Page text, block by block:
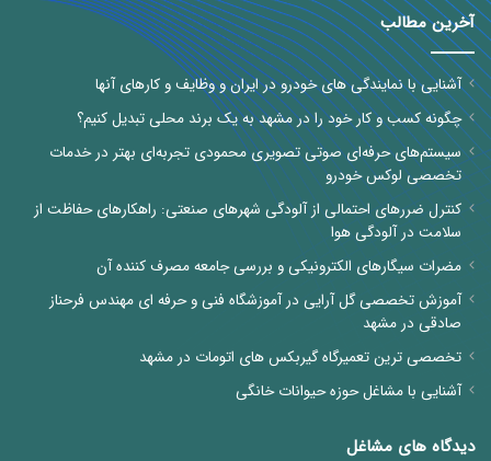
آخرین مطالب
آشنایی با نمایندگی های خودرو در ایران و وظایف و کارهای آنها
چگونه کسب و کار خود را در مشهد به یک برند محلی تبدیل کنیم؟
سیستم‌های حرفه‌ای صوتی تصویری محمودی تجربه‌ای بهتر در خدمات
تخصصی لوکس خودرو
کنترل ضررهای احتمالی از آلودگی شهرهای صنعتی: راهکارهای حفاظت از
سلامت در آلودگی هوا
مضرات سیگارهای الکترونیکی و بررسی جامعه مصرف کننده آن
آموزش تخصصی گل آرایی در آموزشگاه فنی و حرفه ای مهندس فرحناز
صادقی در مشهد
تخصصی ترین تعمیرگاه گیربکس های اتومات در مشهد
آشنایی با مشاغل حوزه حیوانات خانگی
دیدگاه های مشاغل